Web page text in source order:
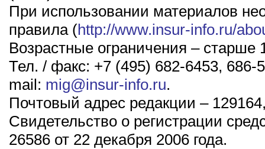
При использовании материалов
правила (http://www.insur-info.ru/
Возрастные ограничения – старше
Тел. / факс: +7 (495) 682-6453, 686-
mail: mig@insur-info.ru.
Почтовый адрес редакции –
Свидетельство о регистрации
26586 от 22 декабря 2006 года.